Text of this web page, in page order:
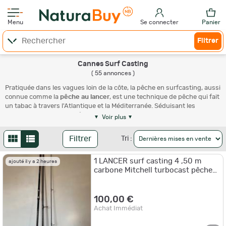
Menu Se connecter Panier
Filtrer
Cannes Surf Casting
( 55 annonces )
Pratiquée dans les vagues loin de la côte, la pêche en surfcasting, aussi
connue comme la pêche au lancer, est une technique de pêche qui fait
un tabac à travers l'Atlantique et la Méditerranée. Séduisant les
poissons côtiers, elle vous permet d'attraper la dorade, la
site de NaturaBuy, différentes cannes à pêche surfcasting pour vous
équiper. Vous avez du mal à dénicher la canne à pêche surfcastingqui
vous correspond ? Ne quittez pas votre écran des yeux pour
comprendre comment choisir cet équipement aux diverses
caractéristiques. Retrouvez notre sélection decannes télescopiques
Retrouvez notre large sélection des
Comment choisir votre canne à pêche
surfcasting sur NaturaBuy ?
Voir plus
Filtrer Tri :
ajouté il y a 2 heures
1 LANCER surf casting 4 ,50 m
carbone Mitchell turbocast pêche
100,00 €
Achat Immédiat